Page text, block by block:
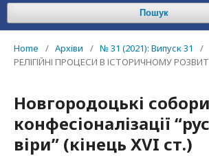
Пошук
Home / Архіви / № 31 (2021): Випуск 31
/
РЕЛІГІЙНІ ПРОЦЕСИ В ІСТОРИЧНОМУ
Новгородоцькі
конфесіоналізації
віри” (кінець XVI ст.)